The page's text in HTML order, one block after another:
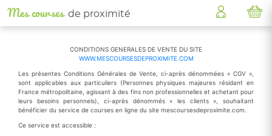
Mes courses de proximité
CONDITIONS GENERALES DE VENTE DU SITE
WWW.MESCOURSESDEPROXIMITE.COM
Les présentes Conditions Générales de Vente, ci-après dénommées « CGV »,
sont applicables aux particuliers (Personnes physiques majeures résidant en
France métropolitaine, agissant à des fins non professionnelles et achetant pour
leurs besoins personnels), ci-après dénommés « les clients », souhaitant
bénéficier du service de courses en ligne du site mescoursesdeproximite.com.
Ce service est accessible :